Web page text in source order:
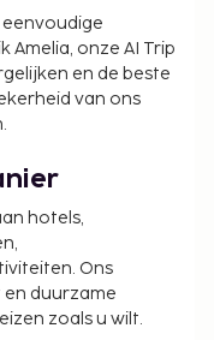
eenvoudige
Amelia, onze AI Trip
en de beste
van ons
hotels,
Ons
duurzame
zoals u wilt.